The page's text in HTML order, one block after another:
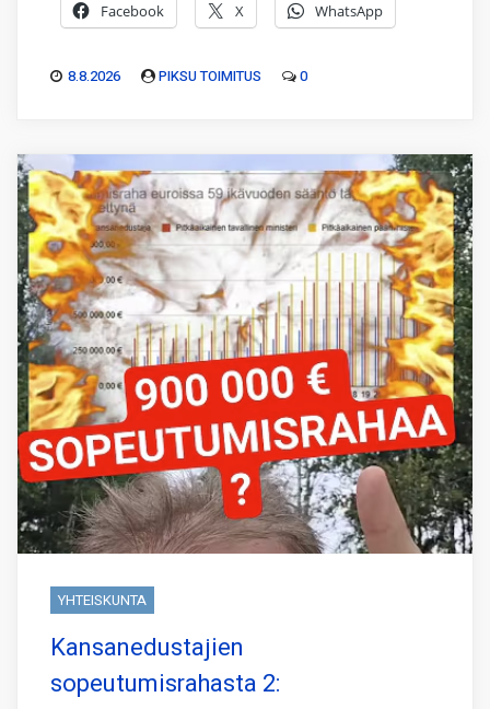
Facebook X WhatsApp
8.8.2026 PIKSU TOIMITUS 0
YHTEISKUNTA
Kansanedustajien
sopeutumisrahasta 2: